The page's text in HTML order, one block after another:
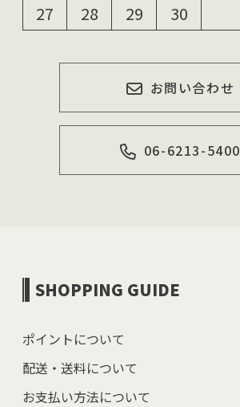
27
28 29 30
お問い合わせ
06-6213-5400
SHOPPING GUIDE
ポイントについて
配送・送料について
お支払い方法について